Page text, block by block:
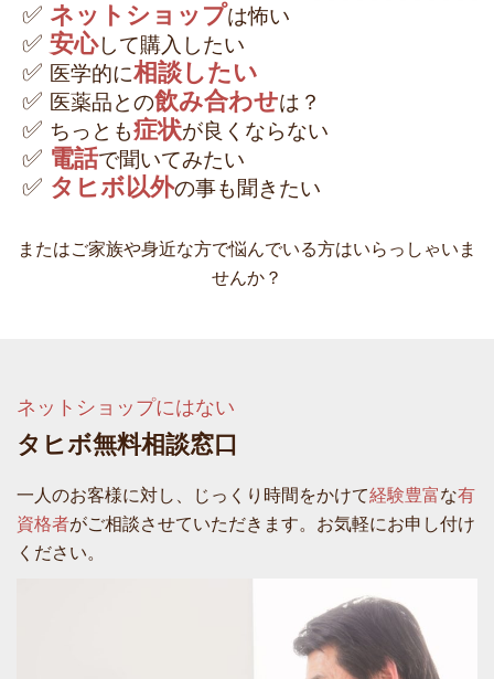
✅ ネットショップは怖い
✅ 安心して購入したい
✅ 医学的に相談したい
✅ 医薬品との飲み合わせは？
✅ ちっとも症状が良くならない
✅ 電話で聞いてみたい
✅ タヒボ以外の事も聞きたい
またはご家族や身近な方で悩んでいる方はいらっしゃいま
せんか？
ネットショップにはない
タヒボ無料相談窓口
一人のお客様に対し、じっくり時間をかけて経験豊富な有
資格者がご相談させていただきます。お気軽にお申し付け
ください。